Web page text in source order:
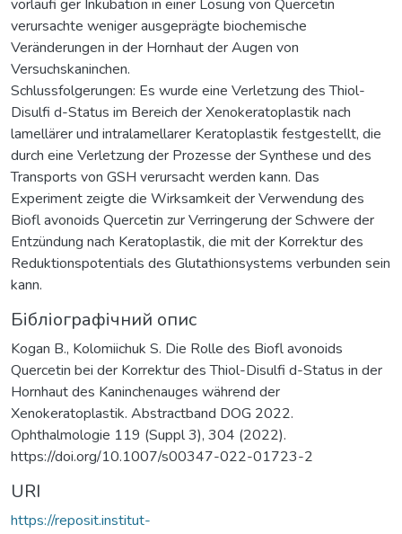
vorläufi ger Inkubation in einer Lösung von Quercetin
verursachte weniger ausgeprägte biochemische
Veränderungen in der Hornhaut der Augen von
Versuchskaninchen.
Schlussfolgerungen: Es wurde eine Verletzung des Thiol-
Disulfi d-Status im Bereich der Xenokeratoplastik nach
lamellärer und intralamellarer Keratoplastik festgestellt, die
durch eine Verletzung der Prozesse der Synthese und des
Transports von GSH verursacht werden kann. Das
Experiment zeigte die Wirksamkeit der Verwendung des
Biofl avonoids Quercetin zur Verringerung der Schwere der
Entzündung nach Keratoplastik, die mit der Korrektur des
Reduktionspotentials des Glutathionsystems verbunden sein
kann.
Бібліографічний опис
Kogan B., Kolomiichuk S. Die Rolle des Biofl avonoids
Quercetin bei der Korrektur des Thiol-Disulfi d-Status in der
Hornhaut des Kaninchenauges während der
Xenokeratoplastik. Abstractband DOG 2022.
Ophthalmologie 119 (Suppl 3), 304 (2022).
https://doi.org/10.1007/s00347-022-01723-2
URI
https://reposit.institut-